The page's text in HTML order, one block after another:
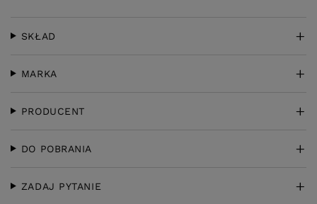
SKŁAD
MARKA
PRODUCENT
DO POBRANIA
ZADAJ PYTANIE